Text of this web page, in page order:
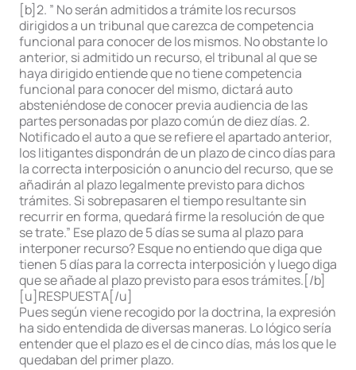
[b]2. ” No serán admitidos a trámite los recursos
dirigidos a un tribunal que carezca de competencia
funcional para conocer de los mismos. No obstante lo
anterior, si admitido un recurso, el tribunal al que se
haya dirigido entiende que no tiene competencia
funcional para conocer del mismo, dictará auto
absteniéndose de conocer previa audiencia de las
partes personadas por plazo común de diez días. 2.
Notificado el auto a que se refiere el apartado anterior,
los litigantes dispondrán de un plazo de cinco días para
la correcta interposición o anuncio del recurso, que se
añadirán al plazo legalmente previsto para dichos
trámites. Si sobrepasaren el tiempo resultante sin
recurrir en forma, quedará firme la resolución de que
se trate.” Ese plazo de 5 días se suma al plazo para
interponer recurso? Esque no entiendo que diga que
tienen 5 días para la correcta interposición y luego diga
que se añade al plazo previsto para esos trámites.[/b]
[u]RESPUESTA[/u]
Pues según viene recogido por la doctrina, la expresión
ha sido entendida de diversas maneras. Lo lógico sería
entender que el plazo es el de cinco días, más los que le
quedaban del primer plazo.